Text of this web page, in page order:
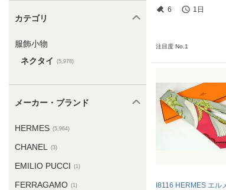
カテゴリ
服飾小物
ネクタイ
(5,978)
メーカー・ブランド
HERMES (5,964)
CHANEL (3)
EMILIO PUCCI (1)
FERRAGAMO (1)
6 1日
注目度 No.1